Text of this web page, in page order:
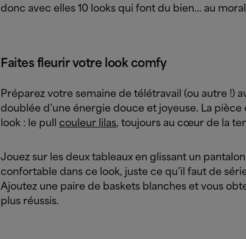
donc avec elles 10 looks qui font du bien… au
Faites fleurir votre look comfy
Préparez votre semaine de télétravail (ou autre !)
doublée d’une énergie douce et joyeuse. La
look : le pull couleur lilas, toujours au cœur de la
Jouez sur les deux tableaux en glissant un
confortable dans ce look, juste ce qu’il faut de
Ajoutez une paire de baskets blanches et vous
plus réussis.